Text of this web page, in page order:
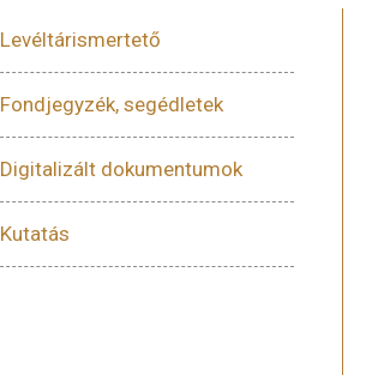
Levéltárismertető
Fondjegyzék, segédletek
Digitalizált dokumentumok
Kutatás